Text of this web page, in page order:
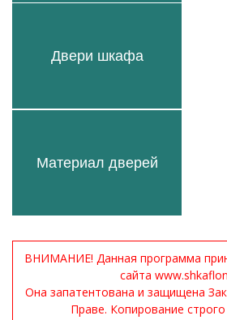
Двери шкафа
Материал дверей
ВНИМАНИЕ! Данная программа
сайта
Она запатентована и защищена
Праве. Копирование